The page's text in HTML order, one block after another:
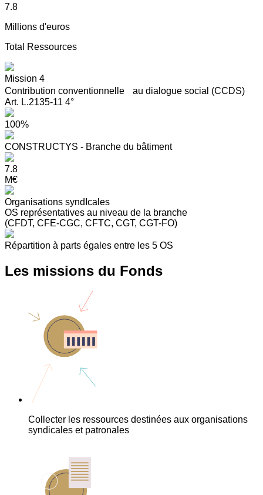
7.8
Millions d'euros
Total Ressources
Mission 4
Contribution conventionnelle au dialogue social (CCDS)
Art. L.2135-11 4°
100%
CONSTRUCTYS - Branche du bâtiment
7.8
M€
Organisations syndIcales
OS représentatives au niveau de la branche
(CFDT, CFE-CGC, CFTC, CGT, CGT-FO)
Répartition à parts égales entre les 5 OS
Les missions du Fonds
Collecter les ressources destinées aux organisations
syndicales et patronales